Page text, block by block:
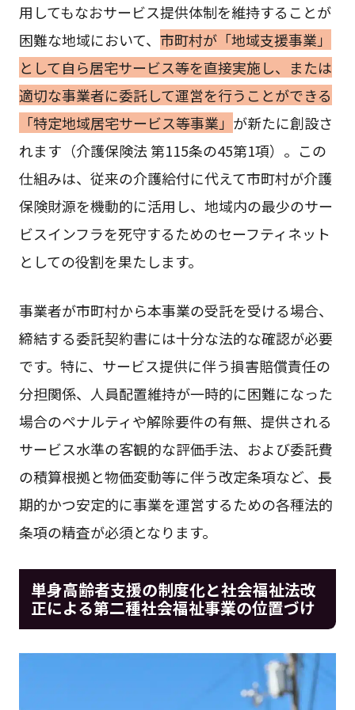
用してもなおサービス提供体制を維持することが
困難な地域において、 市町村が「地域支援事業」
として自ら居宅サービス等を直接実施し、または
適切な事業者に委託して運営を行うことができる
「特定地域居宅サービス等事業」 が新たに創設さ
れます（介護保険法 第115条の45第1項）。この
仕組みは、従来の介護給付に代えて市町村が介護
保険財源を機動的に活用し、地域内の最少のサー
ビスインフラを死守するためのセーフティネット
としての役割を果たします。
事業者が市町村から本事業の受託を受ける場合、
締結する委託契約書には十分な法的な確認が必要
です。特に、サービス提供に伴う損害賠償責任の
分担関係、人員配置維持が一時的に困難になった
場合のペナルティや解除要件の有無、提供される
サービス水準の客観的な評価手法、および委託費
の積算根拠と物価変動等に伴う改定条項など、長
期的かつ安定的に事業を運営するための各種法的
条項の精査が必須となります。
単身高齢者支援の制度化と社会福祉法改
正による第二種社会福祉事業の位置づけ